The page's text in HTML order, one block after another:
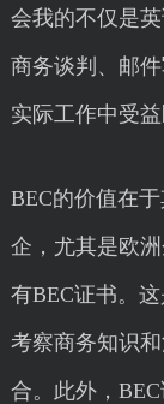
会我的不仅是
商务谈判、邮
实际工作中受
BEC的价值在
企，尤其是欧
有BEC证书。
考察商务知识
合。此外，